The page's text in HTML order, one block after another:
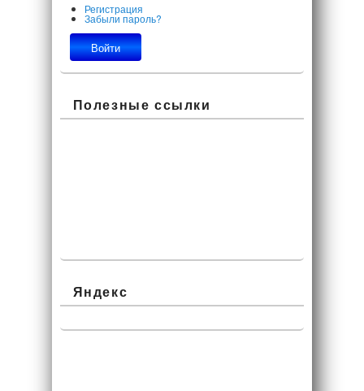
Регистрация
Забыли пароль?
Полезные ссылки
Яндекс